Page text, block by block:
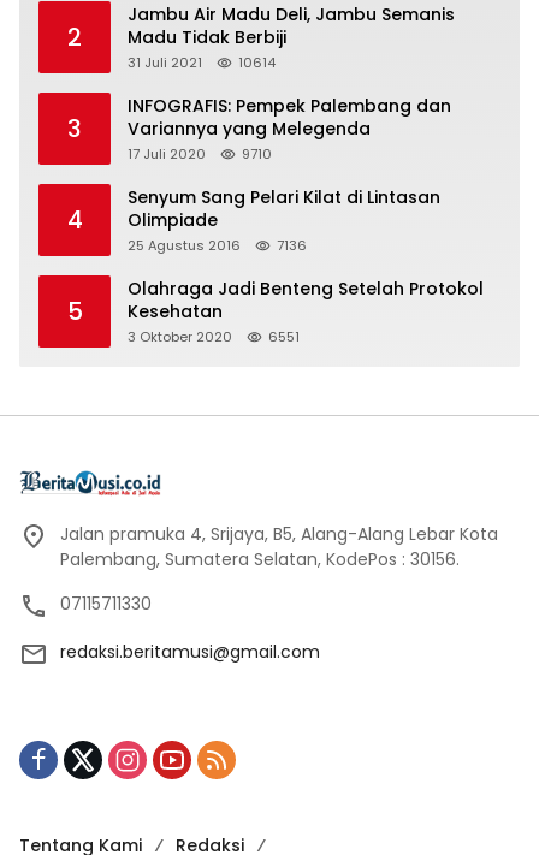
2
Jambu Air Madu Deli, Jambu Semanis
Madu Tidak Berbiji
31 Juli 2021 10614
3
INFOGRAFIS: Pempek Palembang dan
Variannya yang Melegenda
17 Juli 2020 9710
4
Senyum Sang Pelari Kilat di Lintasan
Olimpiade
25 Agustus 2016 7136
5
Olahraga Jadi Benteng Setelah Protokol
Kesehatan
3 Oktober 2020 6551
Jalan pramuka 4, Srijaya, B5, Alang-Alang Lebar Kota
Palembang, Sumatera Selatan, KodePos : 30156.
07115711330
redaksi.beritamusi@gmail.com
Tentang Kami Redaksi